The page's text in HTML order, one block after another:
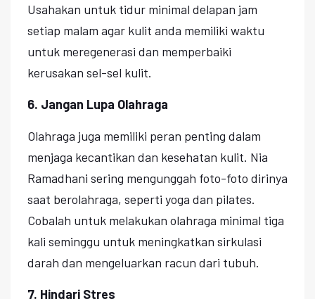
Usahakan untuk tidur minimal delapan jam
setiap malam agar kulit anda memiliki waktu
untuk meregenerasi dan memperbaiki
kerusakan sel-sel kulit.
6. Jangan Lupa Olahraga
Olahraga juga memiliki peran penting dalam
menjaga kecantikan dan kesehatan kulit. Nia
Ramadhani sering mengunggah foto-foto dirinya
saat berolahraga, seperti yoga dan pilates.
Cobalah untuk melakukan olahraga minimal tiga
kali seminggu untuk meningkatkan sirkulasi
darah dan mengeluarkan racun dari tubuh.
7. Hindari Stres